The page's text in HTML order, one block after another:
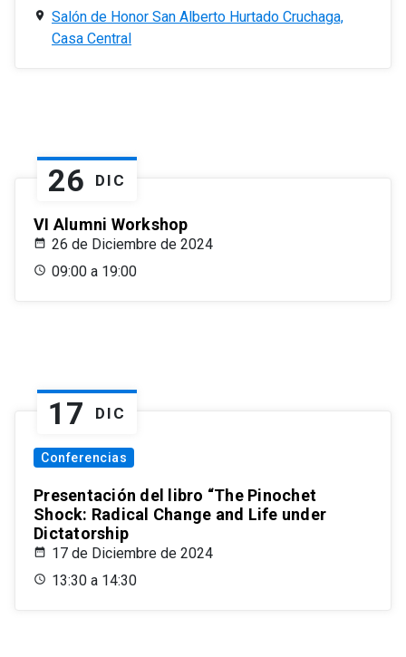
Salón de Honor San Alberto Hurtado Cruchaga,
Casa Central
26 DIC
VI Alumni Workshop
26 de Diciembre de 2024
09:00 a 19:00
17 DIC
Conferencias
Presentación del libro “The Pinochet
Shock: Radical Change and Life under
Dictatorship
17 de Diciembre de 2024
13:30 a 14:30